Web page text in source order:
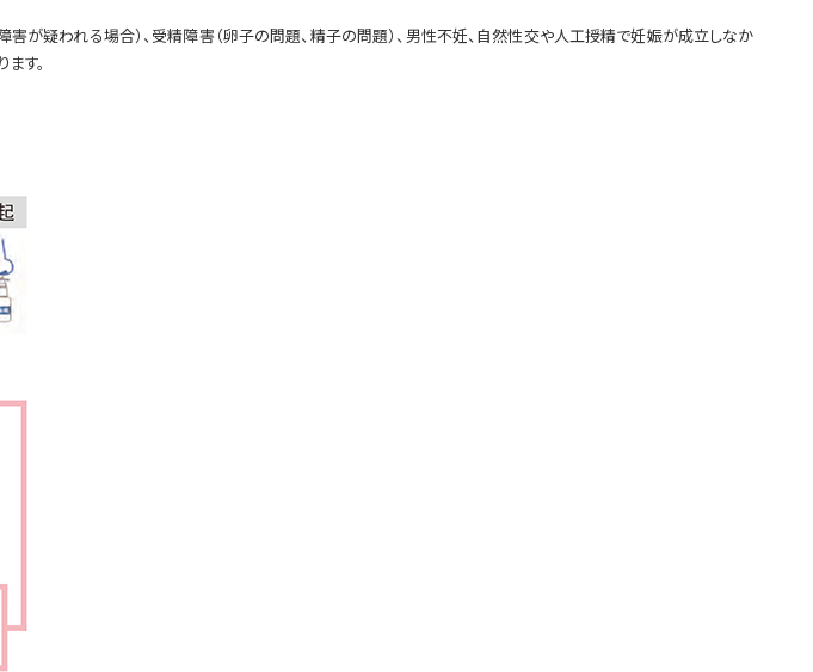
が疑われる場合）、受精障害（卵子の問題、精子の問題）、男性不妊、自然性交や人工授精で妊娠が成立しなか
す。